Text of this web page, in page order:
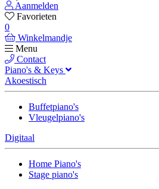
Aanmelden
Favorieten
0
Winkelmandje
Menu
Contact
Piano's & Keys
Akoestisch
Buffetpiano's
Vleugelpiano's
Digitaal
Home Piano's
Stage piano's